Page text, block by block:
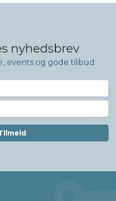
nyhedsbrev
events og gode tilbud